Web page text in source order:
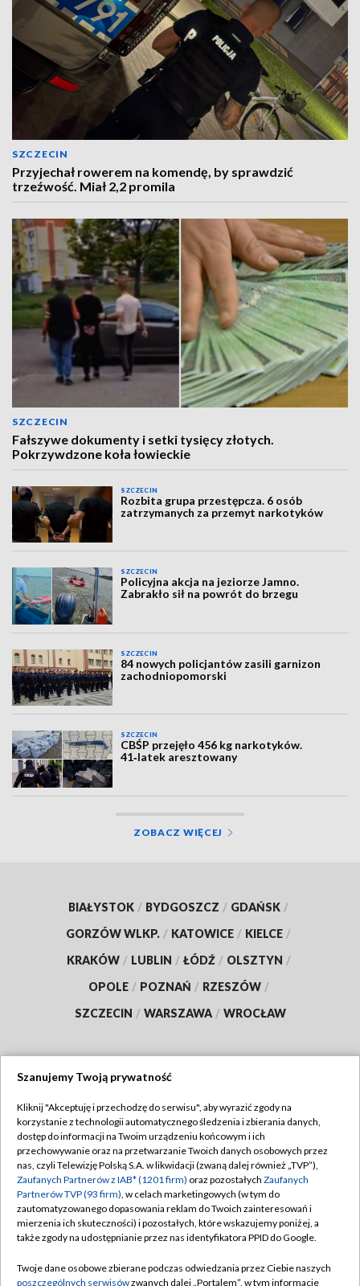
SZCZECIN
Przyjechał rowerem na komendę, by sprawdzić
trzeźwość. Miał 2,2 promila
SZCZECIN
Fałszywe dokumenty i setki tysięcy złotych.
Pokrzywdzone koła łowieckie
SZCZECIN
Rozbita grupa przestępcza. 6 osób
zatrzymanych za przemyt narkotyków
SZCZECIN
Policyjna akcja na jeziorze Jamno.
Zabrakło sił na powrót do brzegu
SZCZECIN
84 nowych policjantów zasili garnizon
zachodniopomorski
SZCZECIN
CBŚP przejęło 456 kg narkotyków.
41‑latek aresztowany
ZOBACZ WIĘCEJ
BIAŁYSTOK / BYDGOSZCZ / GDAŃSK /
GORZÓW WLKP. / KATOWICE / KIELCE /
KRAKÓW / LUBLIN / ŁÓDŹ / OLSZTYN /
OPOLE / POZNAŃ / RZESZÓW /
SZCZECIN / WARSZAWA / WROCŁAW
TVP
Abonament TVP
Emisja w TVP
Centrum informacji TVP
Naziemna Telewizja Cyfrowa
Rada Programowa
Regulamin TVP
Polityka prywatności
Moje zgody
Pomoc
Szanujemy Twoją prywatność
Kliknij "Akceptuję i przechodzę do serwisu", aby wyrazić zgody na
korzystanie z technologii automatycznego śledzenia i zbierania danych,
dostęp do informacji na Twoim urządzeniu końcowym i ich
przechowywanie oraz na przetwarzanie Twoich danych osobowych przez
nas, czyli Telewizję Polską S.A. w likwidacji (zwaną dalej również „TVP”),
Zaufanych Partnerów z IAB* (1201 firm) oraz pozostałych Zaufanych
Partnerów TVP (93 firm), w celach marketingowych (w tym do
zautomatyzowanego dopasowania reklam do Twoich zainteresowań i
mierzenia ich skuteczności) i pozostałych, które wskazujemy poniżej, a
także zgody na udostępnianie przez nas identyfikatora PPID do Google.
Twoje dane osobowe zbierane podczas odwiedzania przez Ciebie naszych
poszczególnych serwisówzwanych dalej „Portalem”, w tym informacje